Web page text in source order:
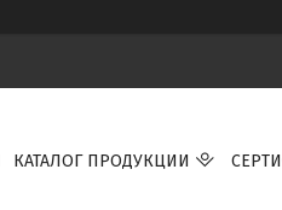
КАТАЛОГ ПРОДУКЦИИ